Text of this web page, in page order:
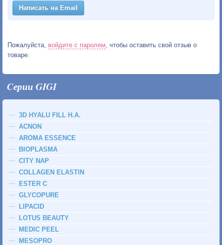
Написать на Email
Пожалуйста, войдите с паролем , чтобы оставить свой отзыв о
товаре.
Cерии GIGI
3D HYALU FILL H.A.
ACNON
AROMA ESSENCE
BIOPLASMA
CITY NAP
COLLAGEN ELASTIN
ESTER C
GLYCOPURE
LIPACID
LOTUS BEAUTY
MEDIC PEEL
MESOPRO